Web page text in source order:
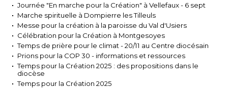
Journée "En marche pour la Création" à Vellefaux - 6 sept
Marche spirituelle à Dompierre les Tilleuls
Messe pour la création à la paroisse du Val d'Usiers
Célébration pour la Création à Montgesoyes
Temps de prière pour le climat - 20/11 au Centre diocésain
Prions pour la COP 30 - informations et ressources
Temps pour la Création 2025 : des propositions dans le
diocèse
Temps pour la Création 2025